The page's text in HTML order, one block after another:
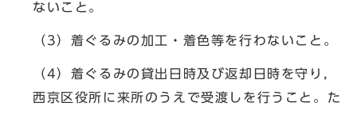
ないこと。
（3）着ぐるみの加工・着色等を行わないこと。
（4）着ぐるみの貸出日時及び返却日時を守り，
西京区役所に来所のうえで受渡しを行うこと。た